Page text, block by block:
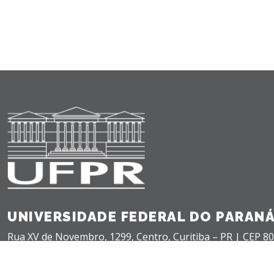
UNIVERSIDADE FEDERAL DO PARANÁ
Rua XV de Novembro, 1299, Centro, Curitiba – PR | CEP